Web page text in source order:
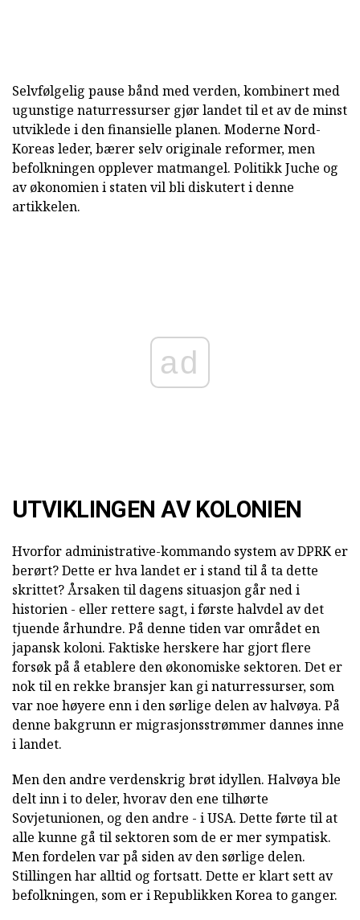
Selvfølgelig pause bånd med verden, kombinert med
ugunstige naturressurser gjør landet til et av de minst
utviklede i den finansielle planen. Moderne Nord-
Koreas leder, bærer selv originale reformer, men
befolkningen opplever matmangel. Politikk Juche og
av økonomien i staten vil bli diskutert i denne
artikkelen.
ad
UTVIKLINGEN AV KOLONIEN
Hvorfor administrative-kommando system av DPRK er
berørt? Dette er hva landet er i stand til å ta dette
skrittet? Årsaken til dagens situasjon går ned i
historien - eller rettere sagt, i første halvdel av det
tjuende århundre. På denne tiden var området en
japansk koloni. Faktiske herskere har gjort flere
forsøk på å etablere den økonomiske sektoren. Det er
nok til en rekke bransjer kan gi naturressurser, som
var noe høyere enn i den sørlige delen av halvøya. På
denne bakgrunn er migrasjonsstrømmer dannes inne
i landet.
Men den andre verdenskrig brøt idyllen. Halvøya ble
delt inn i to deler, hvorav den ene tilhørte
Sovjetunionen, og den andre - i USA. Dette førte til at
alle kunne gå til sektoren som de er mer sympatisk.
Men fordelen var på siden av den sørlige delen.
Stillingen har alltid og fortsatt. Dette er klart sett av
befolkningen, som er i Republikken Korea to ganger.